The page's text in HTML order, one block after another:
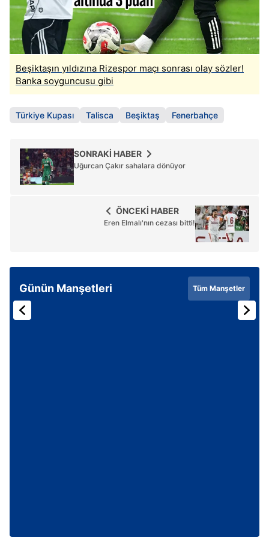
Beşiktaşın yıldızına Rizespor maçı sonrası olay sözler!
Banka soyguncusu gibi
Türkiye Kupası Talisca Beşiktaş Fenerbahçe
SONRAKİ HABER
Uğurcan Çakır sahalara dönüyor
ÖNCEKİ HABER
Eren Elmalı'nın cezası bitti!
Günün Manşetleri Tüm Manşetler